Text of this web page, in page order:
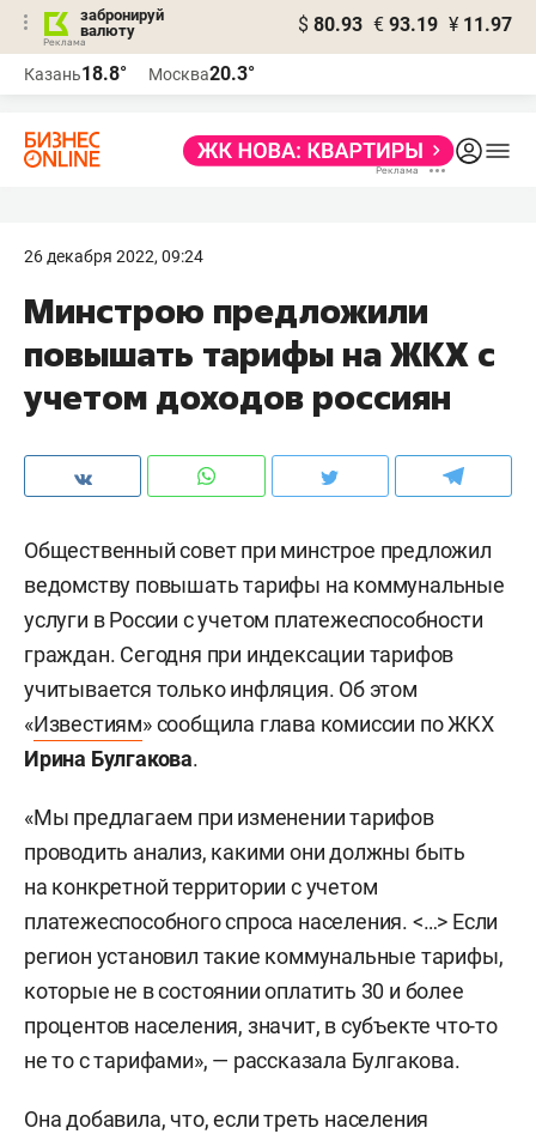
забронируй
валюту
$ 80.93 € 93.19 ¥ 11.97
Казань18.8° Москва20.3°
26 декабря 2022, 09:24
Минстрою предложили
повышать тарифы на ЖКХ с
учетом доходов россиян
Общественный совет при минстрое предложил
ведомству повышать тарифы на коммунальные
услуги в России с учетом платежеспособности
граждан. Сегодня при индексации тарифов
учитывается только инфляция. Об этом
«Известиям» сообщила глава комиссии по ЖКХ
Ирина Булгакова.
«Мы предлагаем при изменении тарифов
проводить анализ, какими они должны быть
на конкретной территории с учетом
платежеспособного спроса населения. <…> Если
регион установил такие коммунальные тарифы,
которые не в состоянии оплатить 30 и более
процентов населения, значит, в субъекте что-то
не то с тарифами», — рассказала Булгакова.
Она добавила, что, если треть населения